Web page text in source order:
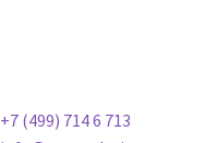
+7 (499) 714 6 713